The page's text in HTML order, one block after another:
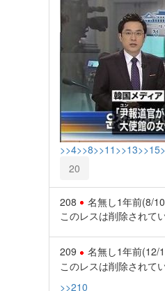
>>4>>8>>11 >>13>>15
20
208 名無し1年前(8/
このレスは削除されて
209 名無し1年前(12/
このレスは削除されて
>>210